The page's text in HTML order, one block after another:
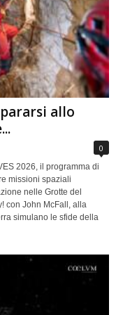
allo
0
2026, il programma di
missioni spaziali
nelle Grotte del
con John McFall, alla
simulano le sfide della